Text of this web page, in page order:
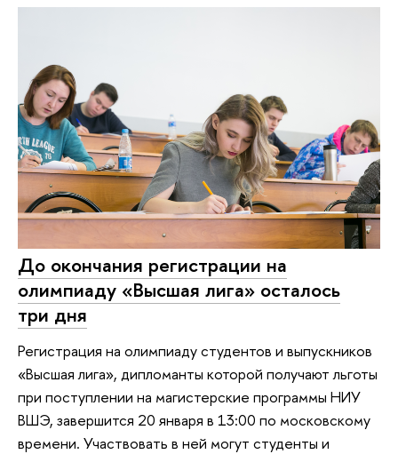
До окончания регистрации на
олимпиаду «Высшая лига» осталось
три дня
Регистрация на олимпиаду студентов и выпускников
«Высшая лига», дипломанты которой получают льготы
при поступлении на магистерские программы НИУ
ВШЭ, завершится 20 января в 13:00 по московскому
времени. Участвовать в ней могут студенты и